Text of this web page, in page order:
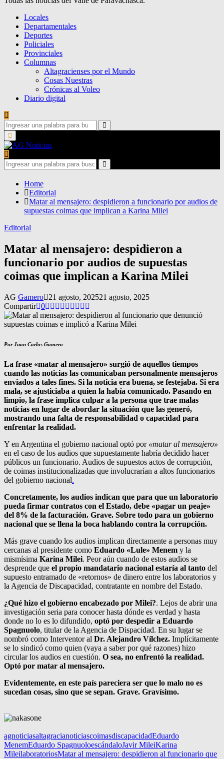
Locales
Departamentales
Deportes
Policiales
Provinciales
Columnas
Altagracienses por el Mundo
Cosas Nuestras
Crónicas al Voleo
Diario digital
Search
for:
Search
Primary
Menu
Search
for:
Search
Home
Editorial
Matar al mensajero: despidieron a funcionario por audios de
supuestas coimas que implican a Karina Milei
Editorial
Matar al mensajero: despidieron a
funcionario por audios de supuestas
coimas que implican a Karina Milei
AG Gamero 21 agosto, 202521 agosto, 2025
Compartir 0
Por Juan Carlos Gamero
La frase «matar al mensajero» surgió de aquellos tiempos
cuando las noticias las comunicaban personalmente mensajeros
enviados a tales fines. Si la noticia era buena, se festejaba. Si era
mala, se ajusticiaba a quien la había comunicado. Pasando en
limpio, la frase implica culpar a la persona que trae malas
noticias en lugar de abordar la situación que las generó,
mostrando una falta de responsabilidad o capacidad para
enfrentar la realidad.
Y en Argentina el gobierno nacional optó por «matar al mensajero»
en el caso de los audios que supuestamente habría decidido hacer
públicos un funcionario. Audios de supuestos actos de corrupción,
de coimas institucionalizadas que involucrarían a altos funcionarios
del gobierno nacional.
Concretamente, los audios indican que para que un laboratorio
pueda firmar contratos con el Estado, debe «pagar un peaje»
del 8% de la facturación. Grave. Sobre todo para un gobierno
nacional que se llena la boca hablando contra la corrupción.
Más grave cuando los audios implican directamente a personas muy
cercanas al presidente como Eduardo «Lule» Menem y la
mismísima Karina Milei. Peor aún cuando de estos audios se
desprende que el propio mandatario nacional estaría al tanto del
supuesto entramado de «retornos» de dinero entre los laboratorios y
la Agencia de Discapacidad, contratante en nombre del Estado.
¿Qué hizo el gobierno encabezado por Milei?. Lejos de abrir una
investigación seria para conocer hasta dónde es verdad y hasta
donde no lo es lo difundido, optó por despedir a Eduardo
Spagnuolo, titular de la Agencia de Dispacidad. En su lugar se
nombró como Interventor al Dr. Alejandro Vílchez. Implícitamente
se lo sindicó como quien (vaya a saber por qué razones) hizo
circular los audios en cuestión. O sea, no enfrentó la realidad.
Optó por matar al mensajero.
Evidentemente, en este país pareciera ser que lo malo no es
sucedan cosas, sino que se sepan. Grave. Gravísimo.
agnoticiasaltagracianoticiascoimasdiscapacidadEduardo
MenemEduardo SpagnuoloescándaloJavir MileiKarina
MileilaboratoriosMatar al mensajero: despidieron al funcionario que